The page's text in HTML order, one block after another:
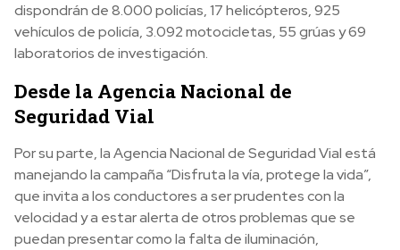
dispondrán de 8.000 policías, 17 helicópteros, 925
vehículos de policía, 3.092 motocicletas, 55 grúas y 69
laboratorios de investigación.
Desde la Agencia Nacional de
Seguridad Vial
Por su parte, la Agencia Nacional de Seguridad Vial está
manejando la campaña “Disfruta la vía, protege la vida”,
que invita a los conductores a ser prudentes con la
velocidad y a estar alerta de otros problemas que se
puedan presentar como la falta de iluminación,